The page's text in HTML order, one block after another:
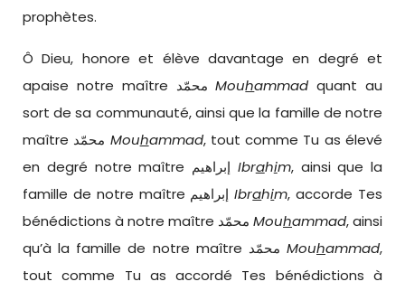
prophètes.
Ô Dieu, honore et élève davantage en degré et
apaise notre maître محمّدMouhammad quant au
sort de sa communauté, ainsi que la famille de notre
Mouhammad, tout comme Tu as élevé
Ibrahim, ainsi que la
famille de notre maître إبراهيمIbrahim, accorde Tes
Mouhammad, ainsi
qu’à la famille de notre maître محمّدMouhammad,
tout comme Tu as accordé Tes bénédictions à